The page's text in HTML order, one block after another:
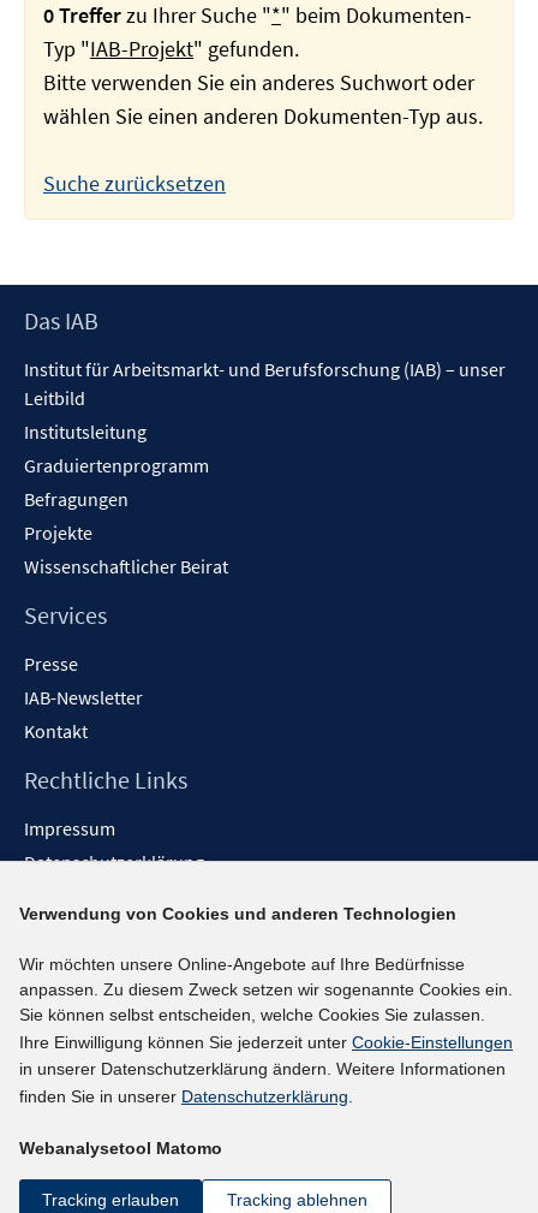
0 Trefferzu Ihrer Suche "*" beim Dokumenten-
Typ "IAB-Projekt" gefunden.
Bitte verwenden Sie ein anderes Suchwort oder
wählen Sie einen anderen Dokumenten-Typ aus.
Suche zurücksetzen
Footer
Das IAB
Institut für Arbeitsmarkt- und Berufsforschung (IAB) – unser
Leitbild
Institutsleitung
Graduiertenprogramm
Befragungen
Projekte
Wissenschaftlicher Beirat
Services
Presse
IAB-Newsletter
Kontakt
Rechtliche Links
Impressum
Datenschutzerklärung
Barrieren melden
Social-Media-Kanäle
BlueSky
YouTube
LinkedIn
kununu
Netiquette
Verwendung von Cookies und anderen Technologien
Wir möchten unsere Online-Angebote auf Ihre Bedürfnisse
anpassen. Zu diesem Zweck setzen wir sogenannte Cookies ein.
Sie können selbst entscheiden, welche Cookies Sie zulassen.
Ihre Einwilligung können Sie jederzeit unter Cookie-Einstellungen
in unserer Datenschutzerklärung ändern. Weitere Informationen
finden Sie in unserer Datenschutzerklärung.
Webanalysetool Matomo
Tracking erlauben Tracking ablehnen